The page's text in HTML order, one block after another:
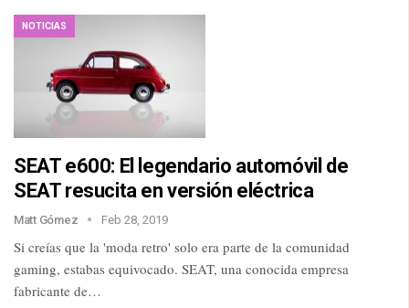
NOTICIAS
SEAT e600: El legendario automóvil de
SEAT resucita en versión eléctrica
Matt Gómez Feb 28, 2019
Si creías que la 'moda retro' solo era parte de la comunidad
gaming, estabas equivocado. SEAT, una conocida empresa
fabricante de…